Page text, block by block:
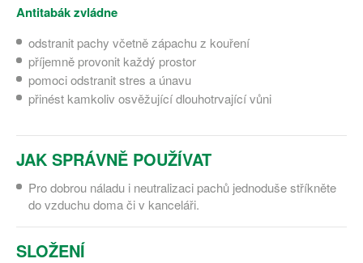
Antitabák zvládne
odstranit pachy včetně zápachu z kouření
příjemně provonit každý prostor
pomoci odstranit stres a únavu
přinést kamkoliv osvěžující dlouhotrvající vůni
JAK SPRÁVNĚ POUŽÍVAT
Pro dobrou náladu i neutralizaci pachů jednoduše stříkněte
do vzduchu doma či v kanceláři.
SLOŽENÍ